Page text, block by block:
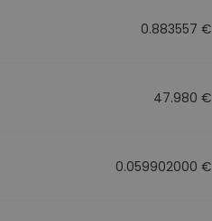
0.883557 €
47.980 €
0.059902000 €